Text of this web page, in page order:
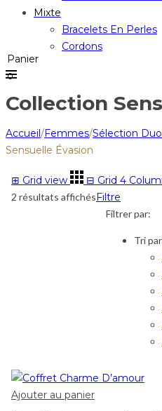
Mixte
Bracelets En Perles
Cordons
Panier
0
Collection
Accueil/Femmes/Sélection
Sensuelle Évasion
⊞ Grid view ⊟ Grid 4
2 résultats affichésFiltre
Filtrer par:
Tri
Ajouter au panier